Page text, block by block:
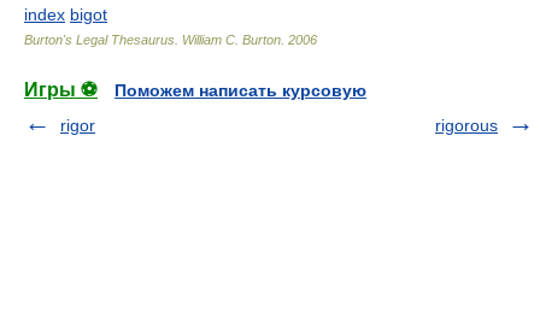
index bigot
Burton's Legal Thesaurus. William C. Burton 2006
Игры ⚽
Поможем написать курсовую
rigor
rigorous